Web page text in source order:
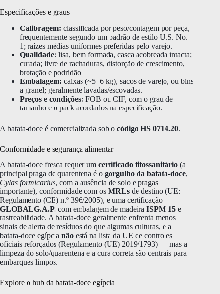
Especificações e graus
Calibragem: classificada por peso/contagem por peça,
frequentemente segundo um padrão de estilo U.S. No.
1; raízes médias uniformes preferidas pelo varejo.
Qualidade: lisa, bem formada, casca acobreada intacta;
curada; livre de rachaduras, distorção de crescimento,
brotação e podridão.
Embalagem: caixas (~5–6 kg), sacos de varejo, ou bins
a granel; geralmente lavadas/escovadas.
Preços e condições: FOB ou CIF, com o grau de
tamanho e o pack acordados na especificação.
A batata-doce é comercializada sob o código HS 0714.20.
Conformidade e segurança alimentar
A batata-doce fresca requer um certificado fitossanitário (a
principal praga de quarentena é o gorgulho da batata-doce,
Cylas formicarius, com a ausência de solo e pragas
importante), conformidade com os MRLs de destino (UE:
Regulamento (CE) n.º 396/2005), e uma certificação
GLOBALG.A.P. com embalagem de madeira ISPM 15 e
rastreabilidade. A batata-doce geralmente enfrenta menos
sinais de alerta de resíduos do que algumas culturas, e a
batata-doce egípcia não está na lista da UE de controles
oficiais reforçados (Regulamento (UE) 2019/1793) — mas a
limpeza do solo/quarentena e a cura correta são centrais para
embarques limpos.
Explore o hub da batata-doce egípcia